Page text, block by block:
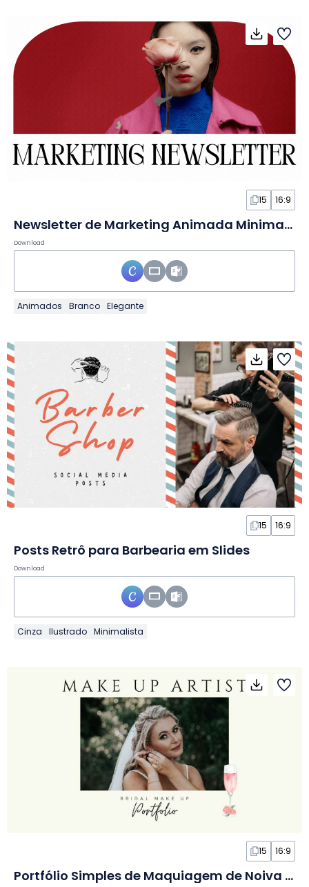
15 16:9
Newsletter de Marketing Animada Minimalista e Elegante em Slides
Download
Animados Branco Elegante
15 16:9
Posts Retrô para Barbearia em Slides
Download
Cinza Ilustrado Minimalista
15 16:9
Portfólio Simples de Maquiagem de Noiva em Slides